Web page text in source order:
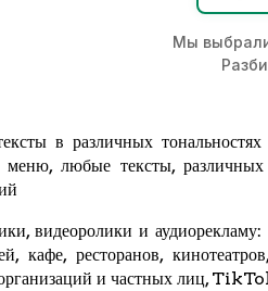
Мы
в различных
меню, любые тексты,
видеоролики и
кафе, ресторанов,
и частных лиц,